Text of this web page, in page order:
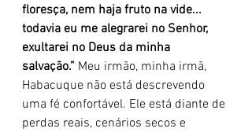
floresça, nem haja fruto na vide...
todavia eu me alegrarei no Senhor,
exultarei no Deus da minha
salvação.” Meu irmão, minha irmã,
Habacuque não está descrevendo
uma fé confortável. Ele está diante de
perdas reais, cenários secos e